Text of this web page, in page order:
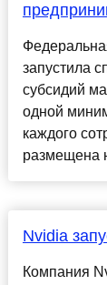
запустила
субсидий
одной
каждого
размещена
Nvidia
Компания